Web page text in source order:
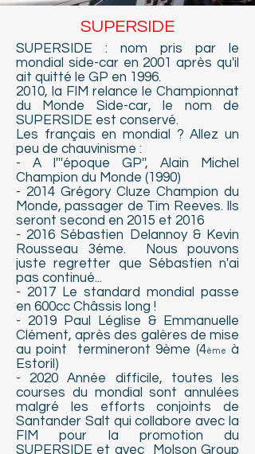
SUPERSIDE
SUPERSIDE : nom pris par le
mondial side-car en 2001 après qu'il
ait quitté le GP en 1996.
2010, la FIM relance le Championnat
du Monde Side-car, le nom de
SUPERSIDE est conservé.
Les français en mondial ? Allez un
peu de chauvinisme :
- A l'''époque GP'', Alain Michel
Champion du Monde (1990)
- 2014 Grégory Cluze Champion du
Monde, passager de Tim Reeves. Ils
seront second en 2015 et 2016
- 2016 Sébastien Delannoy & Kevin
Rousseau 3éme. Nous pouvons
juste regretter que Sébastien n'ai
pas continué...
- 2017 Le standard mondial passe
en 600cc Châssis long !
- 2019 Paul Léglise & Emmanuelle
Clément, après des galères de mise
au point termineront 9ème (4ème
à
Estoril)
- 2020 Année difficile, toutes les
courses du mondial sont annulées
malgré les efforts conjoints de
Santander Salt qui collabore avec la
FIM pour la promotion du
SUPERSIDE et avec Molson Group